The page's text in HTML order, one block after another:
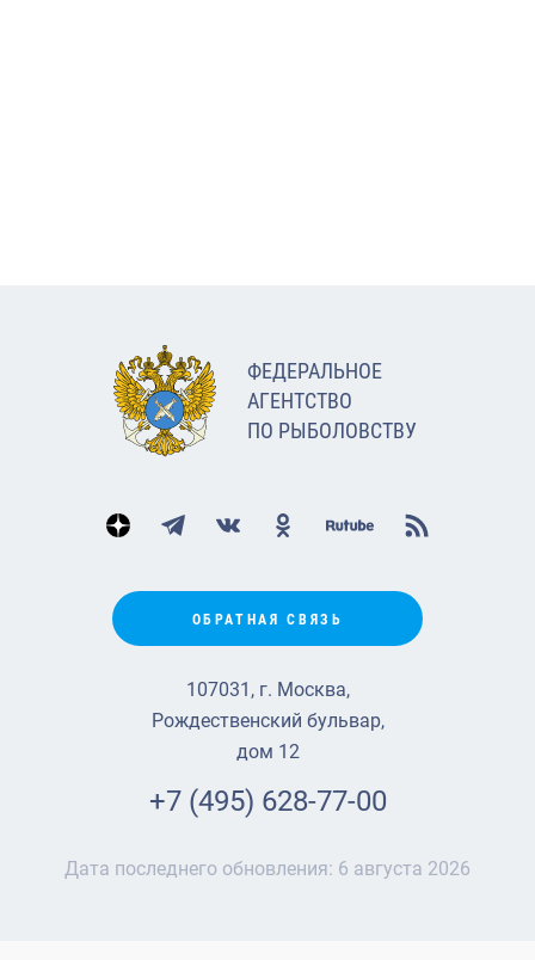
ФЕДЕРАЛЬНОЕ
АГЕНТСТВО
ПО РЫБОЛОВСТВУ
ОБРАТНАЯ СВЯЗЬ
107031, г. Москва,
Рождественский бульвар,
дом 12
+7 (495) 628-77-00
Дата последнего обновления: 6 августа 2026